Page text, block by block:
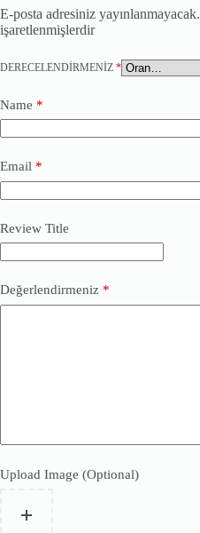
E-posta adresiniz yayınlanmayacak.
işaretlenmişlerdir
DERECELENDIRMENIZ *
Name *
Email *
Review Title
Değerlendirmeniz *
Upload Image (Optional)